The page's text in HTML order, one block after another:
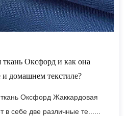
ткань Оксфорд и как она
и домашнем текстиле?
Оксфорд Жаккардовая
в себе две различные те......